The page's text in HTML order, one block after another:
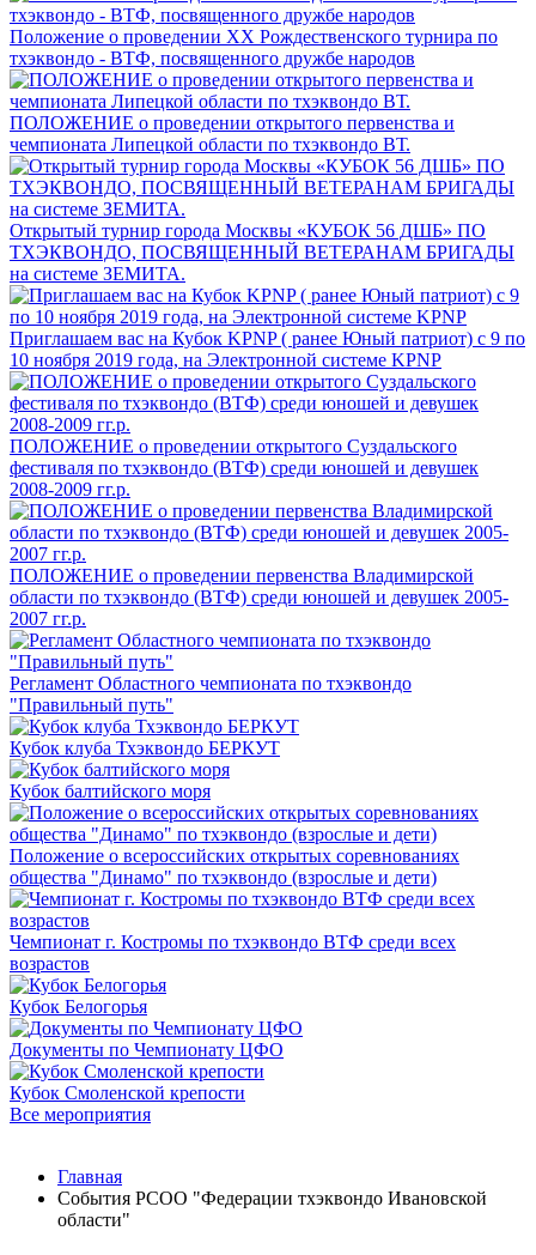
Положение о проведении XX Рождественского турнира по
тхэквондо - ВТФ, посвященного дружбе народов
ПОЛОЖЕНИЕ о проведении открытого первенства и
чемпионата Липецкой области по тхэквондо ВТ.
Открытый турнир города Москвы «КУБОК 56 ДШБ» ПО
ТХЭКВОНДО, ПОСВЯЩЕННЫЙ ВЕТЕРАНАМ БРИГАДЫ
на системе ЗЕМИТА.
Приглашаем вас на Кубок KPNP ( ранее Юный патриот) с 9 по
10 ноября 2019 года, на Электронной системе KPNP
ПОЛОЖЕНИЕ о проведении открытого Суздальского
фестиваля по тхэквондо (ВТФ) среди юношей и девушек
2008-2009 гг.р.
ПОЛОЖЕНИЕ о проведении первенства Владимирской
области по тхэквондо (ВТФ) среди юношей и девушек 2005-
2007 гг.р.
Регламент Областного чемпионата по тхэквондо
"Правильный путь"
Кубок клуба Тхэквондо БЕРКУТ
Кубок балтийского моря
Положение о всероссийских открытых соревнованиях
общества "Динамо" по тхэквондо (взрослые и дети)
Чемпионат г. Костромы по тхэквондо ВТФ среди всех
возрастов
Кубок Белогорья
Документы по Чемпионату ЦФО
Кубок Смоленской крепости
Все мероприятия
Главная
События РСОО "Федерации тхэквондо Ивановской
области"